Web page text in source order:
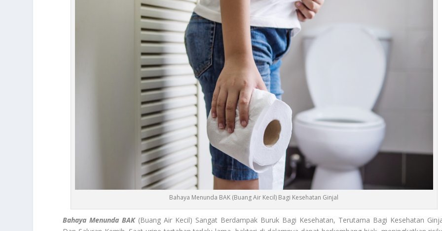
Bahaya Menunda BAK (Buang Air Kecil) Bagi Kesehatan Ginjal
Bahaya Menunda BAK(Buang Air Kecil) Sangat Berdampak Buruk Bagi Kesehatan, Terutama Bagi Kesehatan